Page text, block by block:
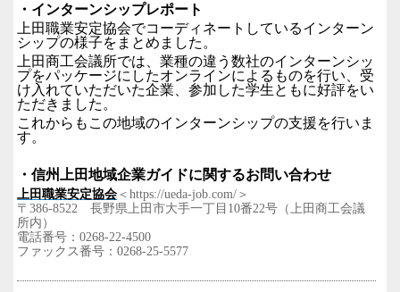
・インターンシップレポート
上田職業安定協会でコーディネートしているインターン
シップの様子をまとめました。
上田商工会議所では、業種の違う数社のインターンシッ
プをパッケージにしたオンラインによるものを行い、受
け入れていただいた企業、参加した学生ともに好評をい
ただきました。
これからもこの地域のインターンシップの支援を行いま
す。
・信州上田地域企業ガイドに関するお問い合わせ
上田職業安定協会 ＜https://ueda-job.com/ ＞
〒386-8522 長野県上田市大手一丁目 10番22号（上田商工会議
所内）
電話番号：0268-22-4500
ファックス番号：0268-25-5577